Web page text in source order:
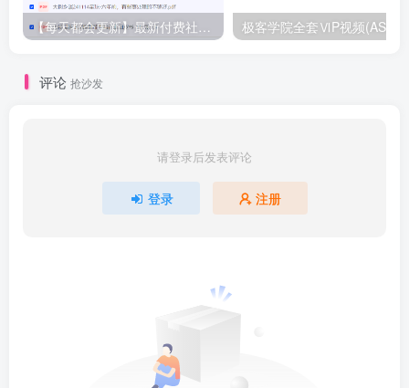
【每天都会更新】最新付费社群公众号文章 极客学院全套ⅥP视频(AS版)
评论 抢沙发
请登录后发表评论
登录 注册